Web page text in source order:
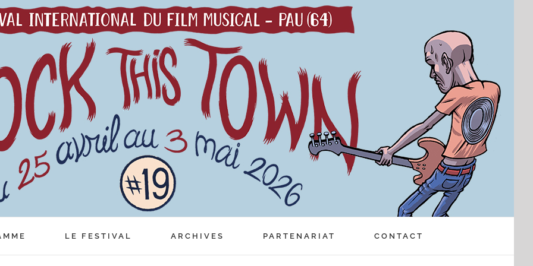
LE FESTIVAL ARCHIVES PARTENARIAT CONTACT